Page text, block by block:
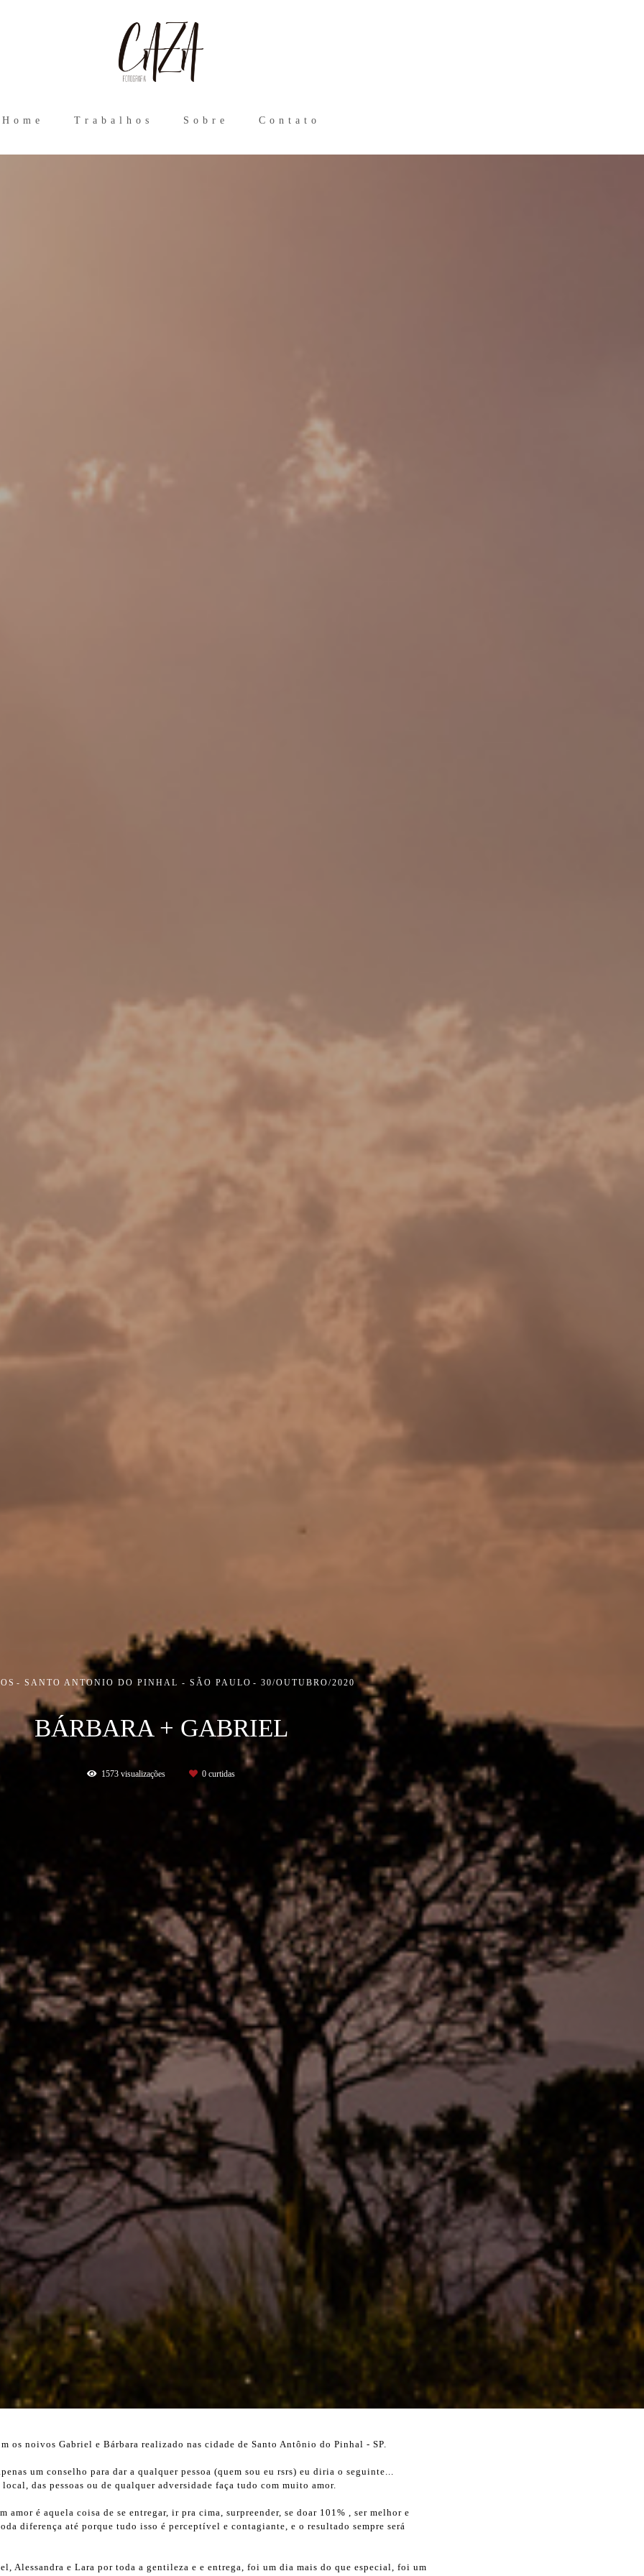
Home Trabalhos Sobre Contato
SANTO ANTONIO DO PINHAL - SÃO PAULO 30/OUTUBRO/2020
BÁRBARA + GABRIEL
1573 visualizações 0 curtidas
os noivos Gabriel e Bárbara realizado nas cidade de Santo Antônio do Pinhal - SP.
um conselho para dar a qualquer pessoa (quem sou eu rsrs) eu diria o seguinte...
das pessoas ou de qualquer adversidade faça tudo com muito amor.
amor é aquela coisa de se entregar, ir pra cima, surpreender, se doar 101% , ser melhor e
diferença até porque tudo isso é perceptível e contagiante, e o resultado sempre será
Alessandra e Lara por toda a gentileza e e entrega, foi um dia mais do que especial, foi um